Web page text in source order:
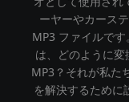
ーヤーやカース
MP3 ファイルで
は、どのように
MP3？それが私た
を解決するために